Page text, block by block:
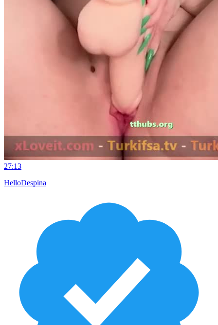
27:13
HelloDespina